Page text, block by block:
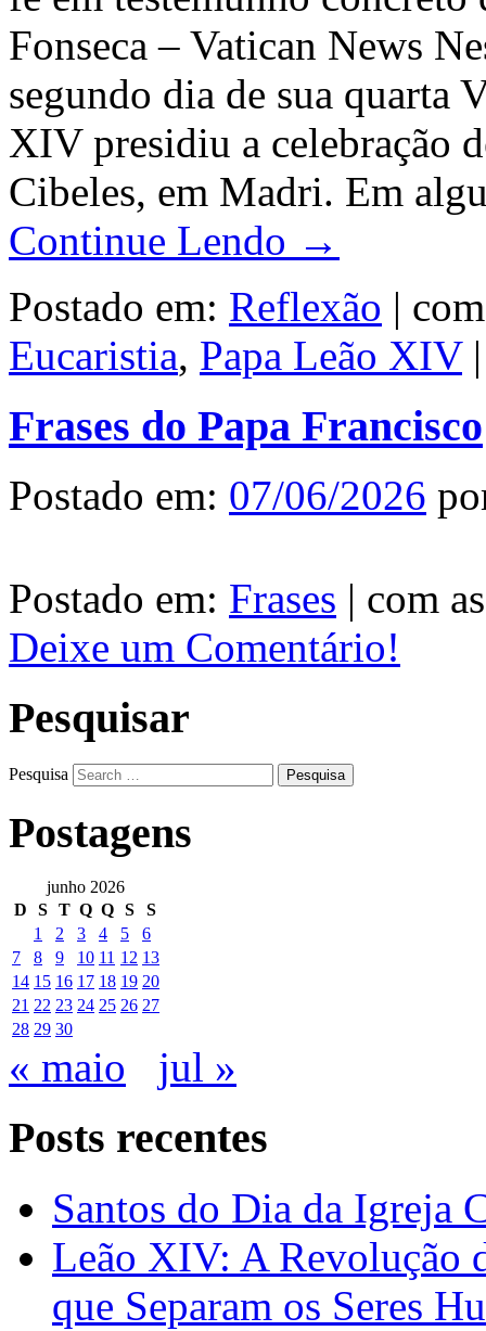
Fonseca – Vatican News
segundo dia de sua quarta
XIV presidiu a celebração
Cibeles, em Madri. Em
Continue Lendo →
Postado em: Reflexão |
Eucaristia, Papa Leão XIV
Frases do Papa Francisco
Postado em: 07/06/2026
Postado em: Frases | com
Deixe um Comentário!
Pesquisar
Pesquisa
Postagens
junho 2026
D
S T Q Q S
S
1
2 3 4 5
6
7
8 9 10 11 12 13
14 15 16 17 18 19 20
21 22 23 24 25 26 27
28 29 30
« maio jul »
Posts recentes
Santos do Dia da Igreja
Leão XIV: A Revolução
que Separam os Seres